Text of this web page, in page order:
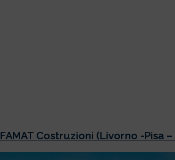
FAMAT Costruzioni (Livorno -Pisa